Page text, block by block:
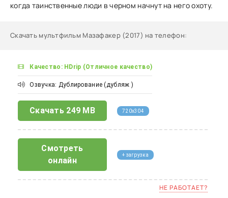
когда таинственные люди в черном начнут на него охоту.
Скачать мультфильм Мазафакер (2017) на телефон:
Качество: HDrip (Отличное качество)
Озвучка: Дублирование (дубляж )
Скачать 249 MB 720x304
Смотреть
онлайн
+ загрузка
НЕ РАБОТАЕТ?